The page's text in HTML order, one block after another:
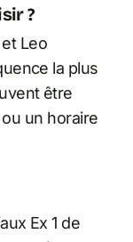
?
Leo
la plus
être
un horaire
Ex 1 de